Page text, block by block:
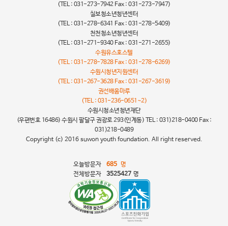
(TEL : 031-273-7942 Fax : 031-273-7947)
칠보청소년청년센터
(TEL : 031-278-6341 Fax : 031-278-5409)
천천청소년청년센터
(TEL : 031-271-9340 Fax : 031-271-2655)
수원유스호스텔
(TEL : 031-278-7828 Fax : 031-278-6269)
수원시청년지원센터
(TEL : 031-267-3628 Fax : 031-267-3619)
권선배움마루
(TEL : 031-236-0651~2)
수원시청소년청년재단
(우편번호 16486) 수원시 팔달구 권광로 293(인계동) TEL : 031)218-0400 Fax :
031)218-0489
Copyright (c) 2016 suwon youth foundation. All right reserved.
오늘방문자 685 명
전체방문자
3525427 명